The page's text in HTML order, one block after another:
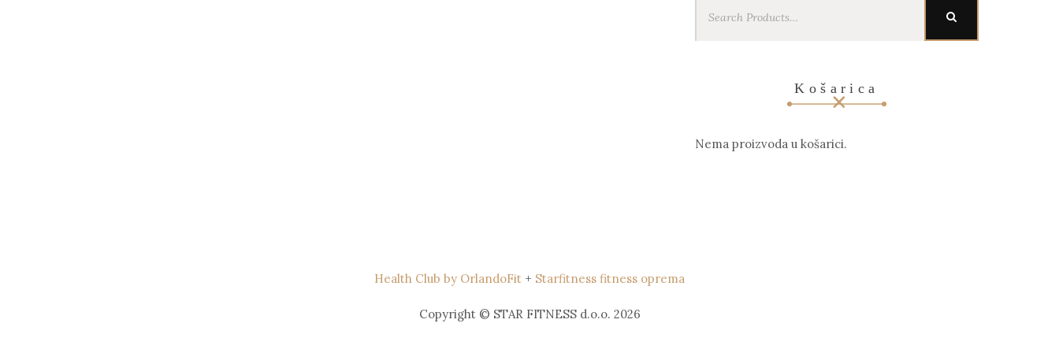
for:
Košarica
Nema proizvoda u košarici.
Health Club by OrlandoFit + Starfitness fitness oprema
Copyright © STAR FITNESS d.o.o. 2026